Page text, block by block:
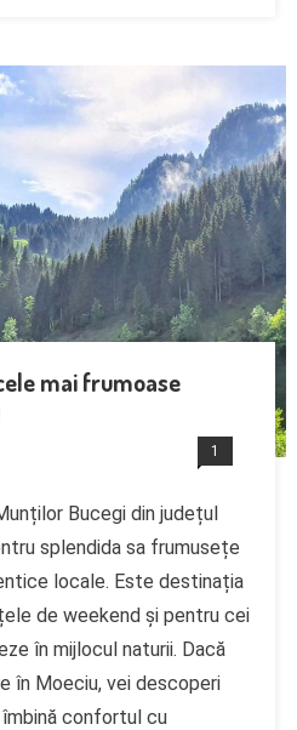
mai frumoase
1
Bucegi din județul
splendida sa frumusețe
locale. Este destinația
de weekend și pentru cei
în mijlocul naturii. Dacă
în Moeciu, vei descoperi
confortul cu